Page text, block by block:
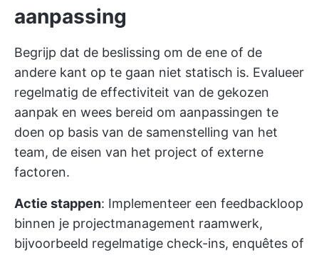
aanpassing
Begrijp dat de beslissing om de ene of de
andere kant op te gaan niet statisch is. Evalueer
regelmatig de effectiviteit van de gekozen
aanpak en wees bereid om aanpassingen te
doen op basis van de samenstelling van het
team, de eisen van het project of externe
factoren.
Actie stappen: Implementeer een feedbackloop
binnen je projectmanagement raamwerk,
bijvoorbeeld regelmatige check-ins, enquêtes of